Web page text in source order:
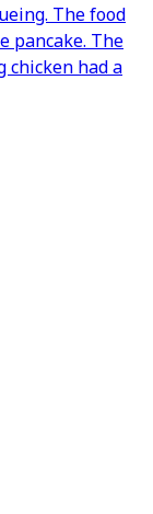
The food
pancake. The
chicken had a